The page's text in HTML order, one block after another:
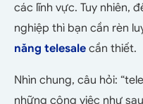
các lĩnh vực. Tuy nhiên,
nghiệp thì bạn cần rèn
năng telesale cần thiết.
Nhìn chung, câu hỏi:
những công việc như